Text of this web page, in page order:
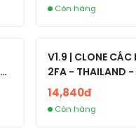
Còn hàng
V1.9 | CLONE
2FA - THAILAND -
NEW KHÔNG BẢO
14,840đ
Còn hàng